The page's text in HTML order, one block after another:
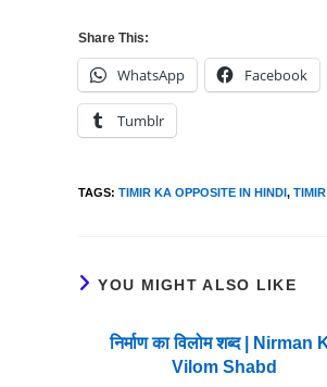
Share This:
WhatsApp Facebook
Tumblr
TAGS: TIMIR KA OPPOSITE IN HINDI,
YOU MIGHT ALSO LIKE
निर्माण का विलोम शब्द | Nirman
Vilom Shabd